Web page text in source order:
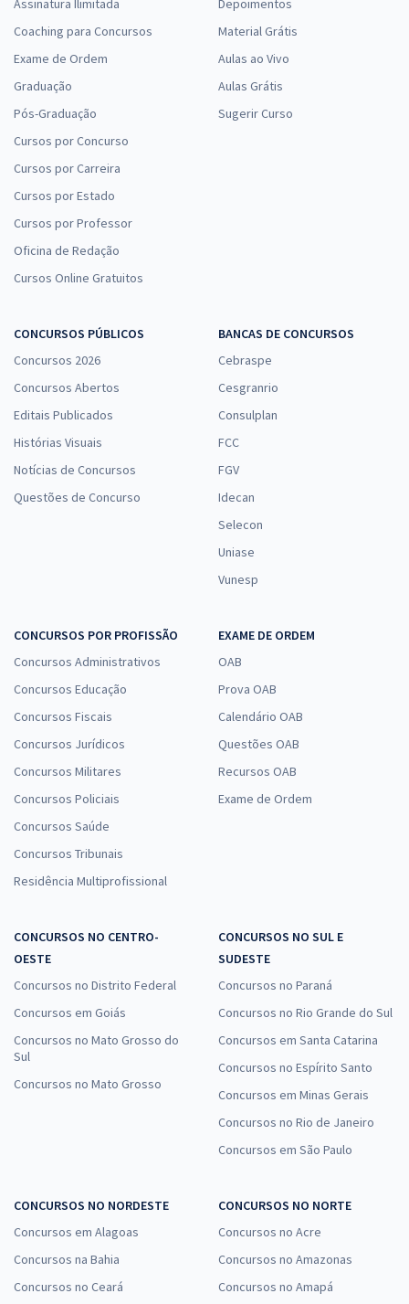
Assinatura Ilimitada
Coaching para Concursos
Exame de Ordem
Graduação
Pós-Graduação
Cursos por Concurso
Cursos por Carreira
Cursos por Estado
Cursos por Professor
Oficina de Redação
Cursos Online Gratuitos
Depoimentos
Material Grátis
Aulas ao Vivo
Aulas Grátis
Sugerir Curso
CONCURSOS PÚBLICOS
Concursos 2026
Concursos Abertos
Editais Publicados
Histórias Visuais
Notícias de Concursos
Questões de Concurso
BANCAS DE CONCURSOS
Cebraspe
Cesgranrio
Consulplan
FCC
FGV
Idecan
Selecon
Uniase
Vunesp
CONCURSOS POR PROFISSÃO
Concursos Administrativos
Concursos Educação
Concursos Fiscais
Concursos Jurídicos
Concursos Militares
Concursos Policiais
Concursos Saúde
Concursos Tribunais
Residência Multiprofissional
EXAME DE ORDEM
OAB
Prova OAB
Calendário OAB
Questões OAB
Recursos OAB
Exame de Ordem
CONCURSOS NO CENTRO-
OESTE
Concursos no Distrito Federal
Concursos em Goiás
Concursos no Mato Grosso do
Sul
Concursos no Mato Grosso
CONCURSOS NO SUL E
SUDESTE
Concursos no Paraná
Concursos no Rio Grande do Sul
Concursos em Santa Catarina
Concursos no Espírito Santo
Concursos em Minas Gerais
Concursos no Rio de Janeiro
Concursos em São Paulo
CONCURSOS NO NORDESTE
Concursos em Alagoas
Concursos na Bahia
Concursos no Ceará
CONCURSOS NO NORTE
Concursos no Acre
Concursos no Amazonas
Concursos no Amapá